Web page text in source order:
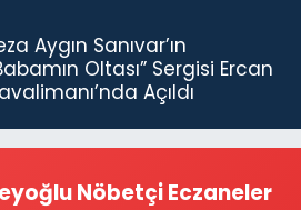
Aygın Sanıvar’ın
Oltası” Sergisi Ercan
Açıldı
Nöbetçi Eczaneler